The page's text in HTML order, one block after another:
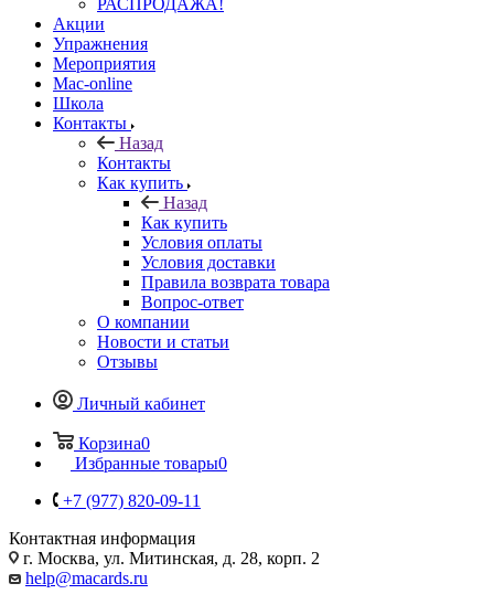
РАСПРОДАЖА!
Акции
Упражнения
Мероприятия
Mac-online
Школа
Контакты
Назад
Контакты
Как купить
Назад
Как купить
Условия оплаты
Условия доставки
Правила возврата товара
Вопрос-ответ
О компании
Новости и статьи
Отзывы
Личный кабинет
Корзина0
Избранные товары0
+7 (977) 820-09-11
Контактная информация
г. Москва, ул. Митинская, д. 28, корп. 2
help@macards.ru